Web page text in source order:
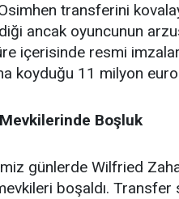
transferini
ancak oyuncunun
içerisinde resmi
koyduğu 11 milyon
Boşluk
günlerde Wilfried
boşaldı.